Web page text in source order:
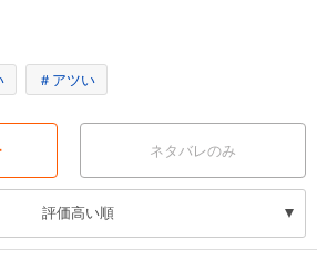
＃アツい
ネタバレのみ
評価高い順